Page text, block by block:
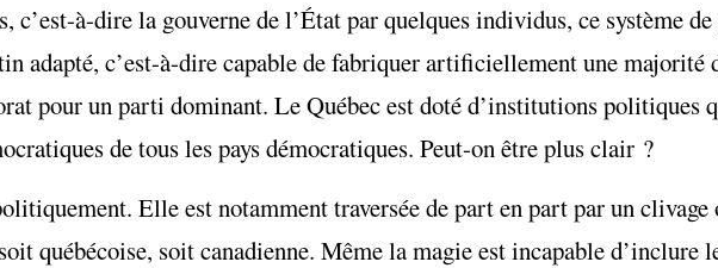
c’est-à-dire la gouverne de l’État par quelques individus, ce système de
adapté, c’est-à-dire capable de fabriquer artificiellement une majorité
pour un parti dominant. Le Québec est doté d’institutions politiques
de tous les pays démocratiques. Peut-on être plus clair ?
Elle est notamment traversée de part en part par un clivage
québécoise, soit canadienne. Même la magie est incapable d’inclure